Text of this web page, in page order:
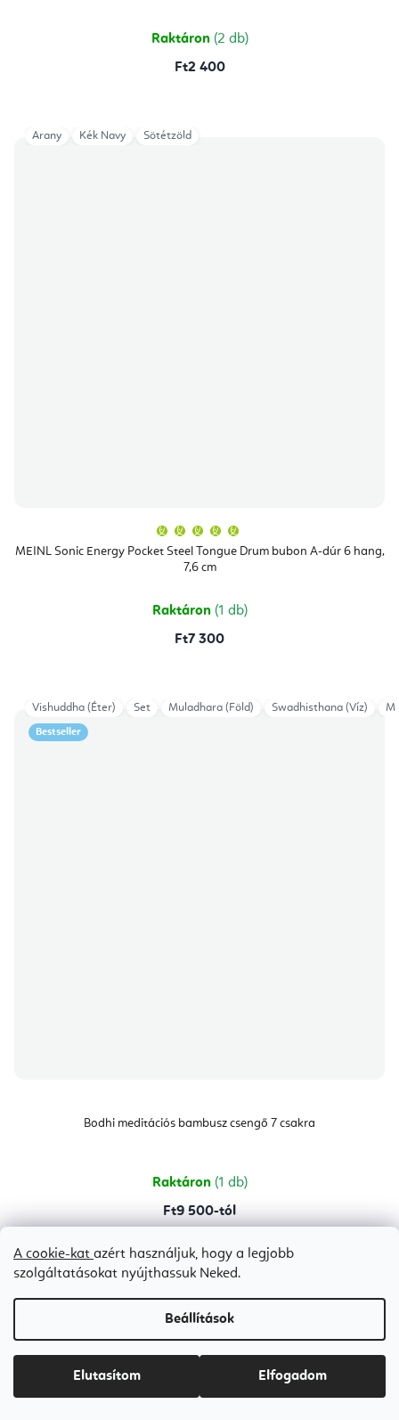
A cookie-kat azért használjuk, hogy a legjobb
szolgáltatásokat nyújthassuk Neked.
Beállítások
Elutasítom Elfogadom
csillag.
Raktáron (2 db)
Ft2 400
MEINL Sonic Energy Pocket Steel Tongue Drum bubon A-dúr 6 hang,
7,6 cm
átlagos
értékelése
csillag.
Raktáron (1 db)
Ft7 300
Arany Kék Navy Sötétzöld
Bestseller
Bodhi meditációs bambusz csengő 7 csakra
Raktáron (1 db)
Ft9 500-tól
Vishuddha (Éter) Set Muladhara (Föld) Swadhisthana (Víz)
Az élet fája